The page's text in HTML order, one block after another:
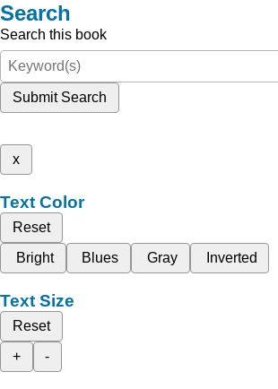
Search
Search this book
Submit Search
x
Text Color
Reset
Bright
Blues Gray Inverted
Text Size
Reset
+
-